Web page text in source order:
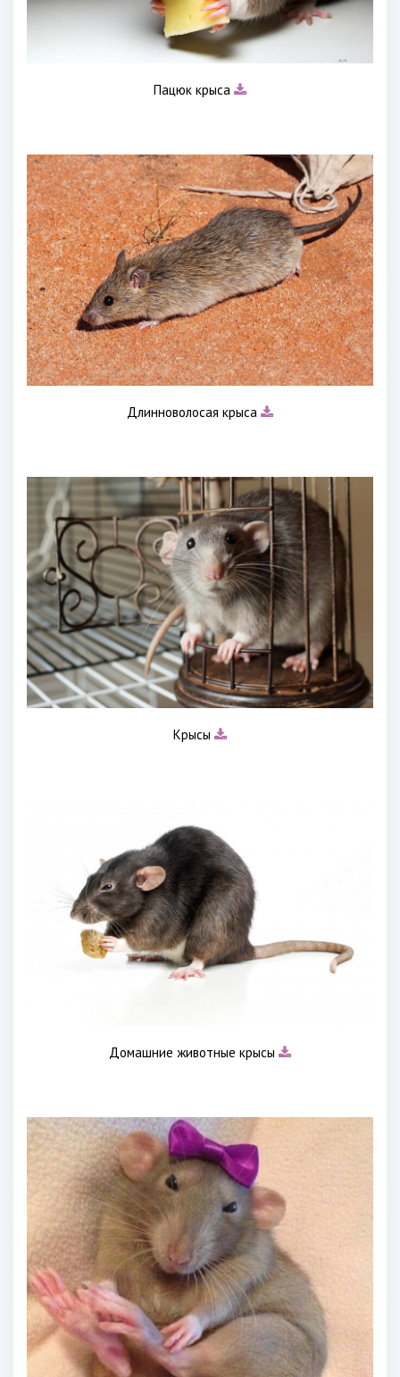
Пацюк крыса
Длинноволосая крыса
Крысы
Домашние животные крысы